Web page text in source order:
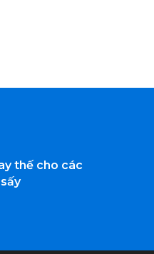
thế cho các